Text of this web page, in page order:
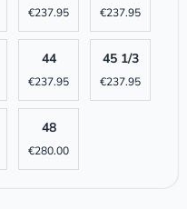
€237.95 €237.95
44
€237.95
45 1/3
€237.95
48
€280.00